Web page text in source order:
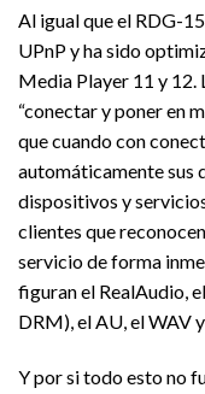
Al igual que el RDG-
UPnP y ha sido
Media Player 11 y 12.
“conectar y poner en
que cuando con
automáticamente sus
dispositivos y
clientes que
servicio de forma
figuran el RealAudio,
DRM), el AU, el WAV
Y por si todo esto no